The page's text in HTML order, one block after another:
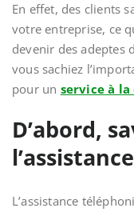
En effet, des clients
votre entreprise, ce
devenir des adeptes
vous sachiez
pour un service à
D’abord,
L’assistance